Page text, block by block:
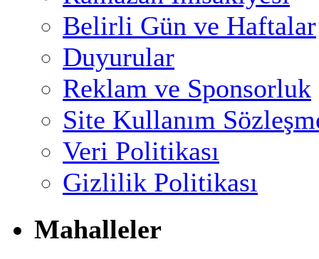
Belirli Gün ve Haftalar
Duyurular
Reklam ve Sponsorluk
Site Kullanım
Veri Politikası
Gizlilik Politikası
Mahalleler